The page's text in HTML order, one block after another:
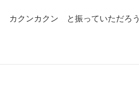
カクンカクン と振っていただろう